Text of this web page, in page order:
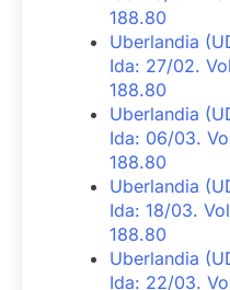
188.80
Uberlandia
Ida: 27/02.
188.80
Uberlandia
Ida: 06/03.
188.80
Uberlandia
Ida: 18/03.
188.80
Uberlandia
Ida: 22/03.